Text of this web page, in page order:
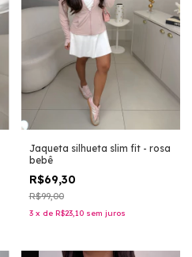
Jaqueta silhueta slim fit - rosa
bebê
R$69,30
R$99,00
3 x de R$23,10 sem juros